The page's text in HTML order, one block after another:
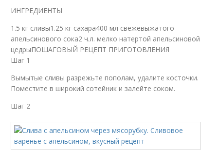
ИНГРЕДИЕНТЫ
1.5 кг сливы1.25 кг сахара400 мл свежевыжатого
апельсинового сока2 ч.л. мелко натертой апельсиновой
цедрыПОШАГОВЫЙ РЕЦЕПТ ПРИГОТОВЛЕНИЯ
Шаг 1
Вымытые сливы разрежьте пополам, удалите косточки.
Поместите в широкий сотейник и залейте соком.
Шаг 2